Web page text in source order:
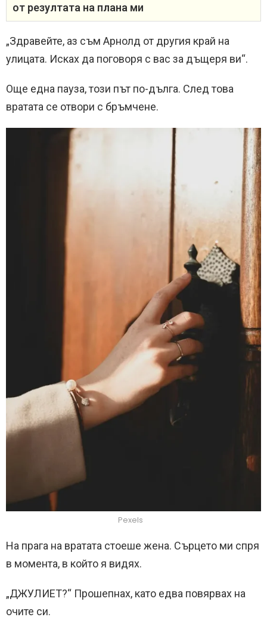
от резултата на плана ми
„Здравейте, аз съм Арнолд от другия край на
улицата. Исках да поговоря с вас за дъщеря ви“.
Още една пауза, този път по-дълга. След това
вратата се отвори с бръмчене.
Pexels
На прага на вратата стоеше жена. Сърцето ми спря
в момента, в който я видях.
„ДЖУЛИЕТ?“ Прошепнах, като едва повярвах на
очите си.